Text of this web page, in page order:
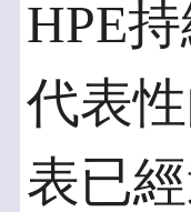
HPE
代表
表已